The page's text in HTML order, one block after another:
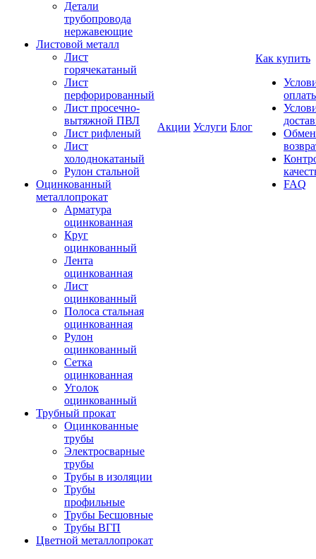
Детали
трубопровода
нержавеющие
Листовой металл
Лист
горячекатаный
Лист
перфорированный
Лист просечно-
вытяжной ПВЛ
Лист рифленый
Лист
холоднокатаный
Рулон стальной
Оцинкованный
металлопрокат
Арматура
оцинкованная
Круг
оцинкованный
Лента
оцинкованная
Лист
оцинкованный
Полоса стальная
оцинкованная
Рулон
оцинкованный
Сетка
оцинкованная
Уголок
оцинкованный
Трубный прокат
Оцинкованные
трубы
Электросварные
трубы
Трубы в изоляции
Трубы
профильные
Трубы Бесшовные
Трубы ВГП
Цветной металлопрокат
Акции Услуги Блог
Как купить
FAQ